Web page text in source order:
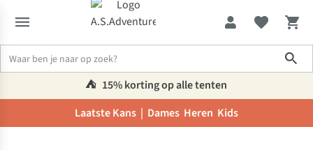
⛺️ 15% korting op alle tenten
Laatste Kans | Dames Heren Kids